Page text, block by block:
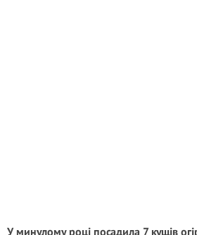
У минулому році посадила 7 кущів